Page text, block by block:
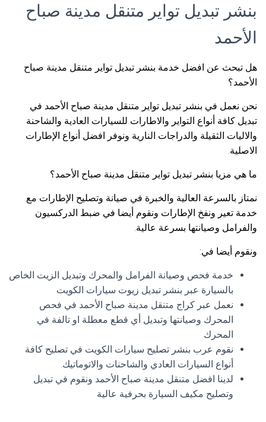
بنشر تبديل تواير متنقل مدينة صباح
الأحمد
هل تبحث عن افضل خدمة بنشر تبديل تواير متنقل مدينة صباح
الأحمد؟
نحن نعمل في بنشر تبديل تواير متنقل مدينة صباح الأحمد في
تبديل كافة أنواع التواير والاطارات للسيارات العادية والشاحنة
والاليات الثقيلة والدراجات النارية ونوفر افضل أنواع الإطارات
الاصلية.
ما هي مزيا بنشر تبديل تواير متنقل مدينة صباح الأحمد؟
نمتاز بالسرعة العالية والخبرة في صيانة وتصليح الإطارات مع
خدمة تعير ونفخ الإطارات ونقوم أيضا في ضبط الدركسيون
والفرامل وصيانتها بسرعة عالية.
ونقوم أيضا في:
خدمة فحص وصيانة الفرامل والمحرك وتبديل الزيت الخاص
بالسيارة عبر بنشر تبديل زيوت سيارات الكويت
نعمل عبر كراج متنقل مدينة صباح الأحمد في فحص
المحرك وصيانتها وتبديل أي قطع معطلة او تالفة في
المحرك
نقوم عرب بنشر تصليح سيارات الكويت في تصليح كافة
أنواع السيارات العادي والشاحنات والاتوماتيك.
لدينا افضل متنقل مدينة صباح الأحمد ونقوم في تبديل
وتصليح مكيف السيارة بحرفية عالية